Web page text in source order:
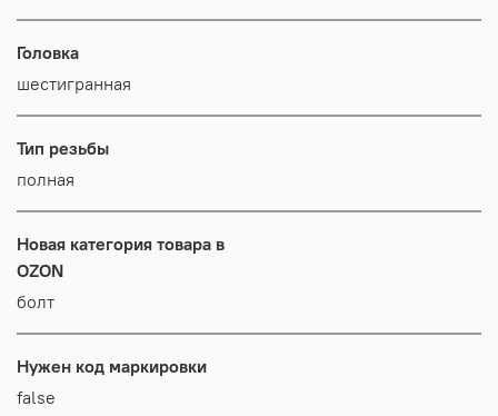
Головка
шестигранная
Тип резьбы
полная
Новая категория товара в
OZON
болт
Нужен код маркировки
false